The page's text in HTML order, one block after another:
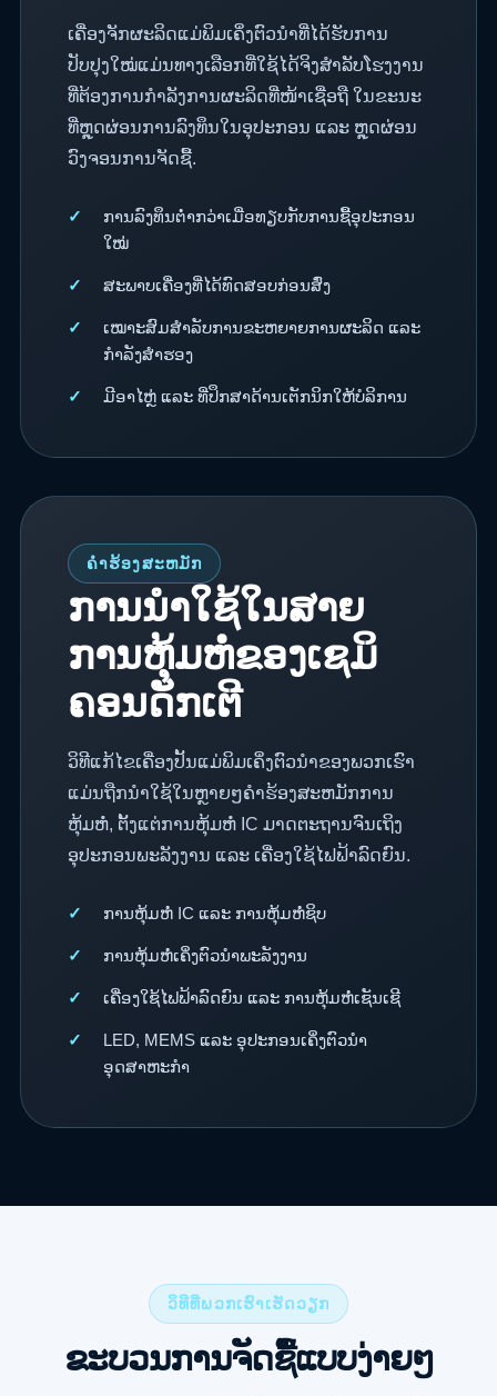
ເຄື່ອງຈັກຜະລິດແມ່ພິມເຄິ່ງຕົວນຳທີ່ໄດ້ຮັບການ
ປັບປຸງໃໝ່ແມ່ນທາງເລືອກທີ່ໃຊ້ໄດ້ຈິງສຳລັບໂຮງງານ
ທີ່ຕ້ອງການກຳລັງການຜະລິດທີ່ໜ້າເຊື່ອຖື ໃນຂະນະ
ທີ່ຫຼຸດຜ່ອນການລົງທຶນໃນອຸປະກອນ ແລະ ຫຼຸດຜ່ອນ
ວົງຈອນການຈັດຊື້.
ການລົງທຶນຕໍ່າກວ່າເມື່ອທຽບກັບການຊື້ອຸປະກອນ
ໃໝ່
ສະພາບເຄື່ອງທີ່ໄດ້ທົດສອບກ່ອນສົ່ງ
ເໝາະສົມສຳລັບການຂະຫຍາຍການຜະລິດ ແລະ
ກຳລັງສຳຮອງ
ມີອາໄຫຼ່ ແລະ ທີ່ປຶກສາດ້ານເຕັກນິກໃຫ້ບໍລິການ
ຄໍາຮ້ອງສະຫມັກ
ການນຳໃຊ້ໃນສາຍ
ການຫຸ້ມຫໍ່ຂອງເຊມິ
ຄອນດັກເຕີ
ວິທີແກ້ໄຂເຄື່ອງປັ້ນແມ່ພິມເຄິ່ງຕົວນຳຂອງພວກເຮົາ
ແມ່ນຖືກນໍາໃຊ້ໃນຫຼາຍໆຄໍາຮ້ອງສະຫມັກການ
ຫຸ້ມຫໍ່, ຕັ້ງແຕ່ການຫຸ້ມຫໍ່ IC ມາດຕະຖານຈົນເຖິງ
ອຸປະກອນພະລັງງານ ແລະ ເຄື່ອງໃຊ້ໄຟຟ້າລົດຍົນ.
ການຫຸ້ມຫໍ່ IC ແລະ ການຫຸ້ມຫໍ່ຊິບ
ການຫຸ້ມຫໍ່ເຄິ່ງຕົວນຳພະລັງງານ
ເຄື່ອງໃຊ້ໄຟຟ້າລົດຍົນ ແລະ ການຫຸ້ມຫໍ່ເຊັນເຊີ
LED, MEMS ແລະ ອຸປະກອນເຄິ່ງຕົວນຳ
ອຸດສາຫະກຳ
ວິທີທີ່ພວກເຮົາເຮັດວຽກ
ຂະບວນການຈັດຊື້ແບບງ່າຍໆ